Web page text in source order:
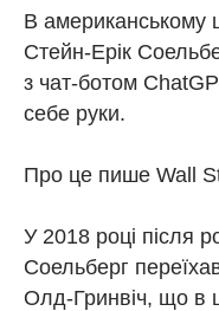
В американському
Стейн-Ерік
з чат-ботом
себе руки.
Про це пише Wall
У 2018 році після
Соельберг
Олд-Гринвіч, що в